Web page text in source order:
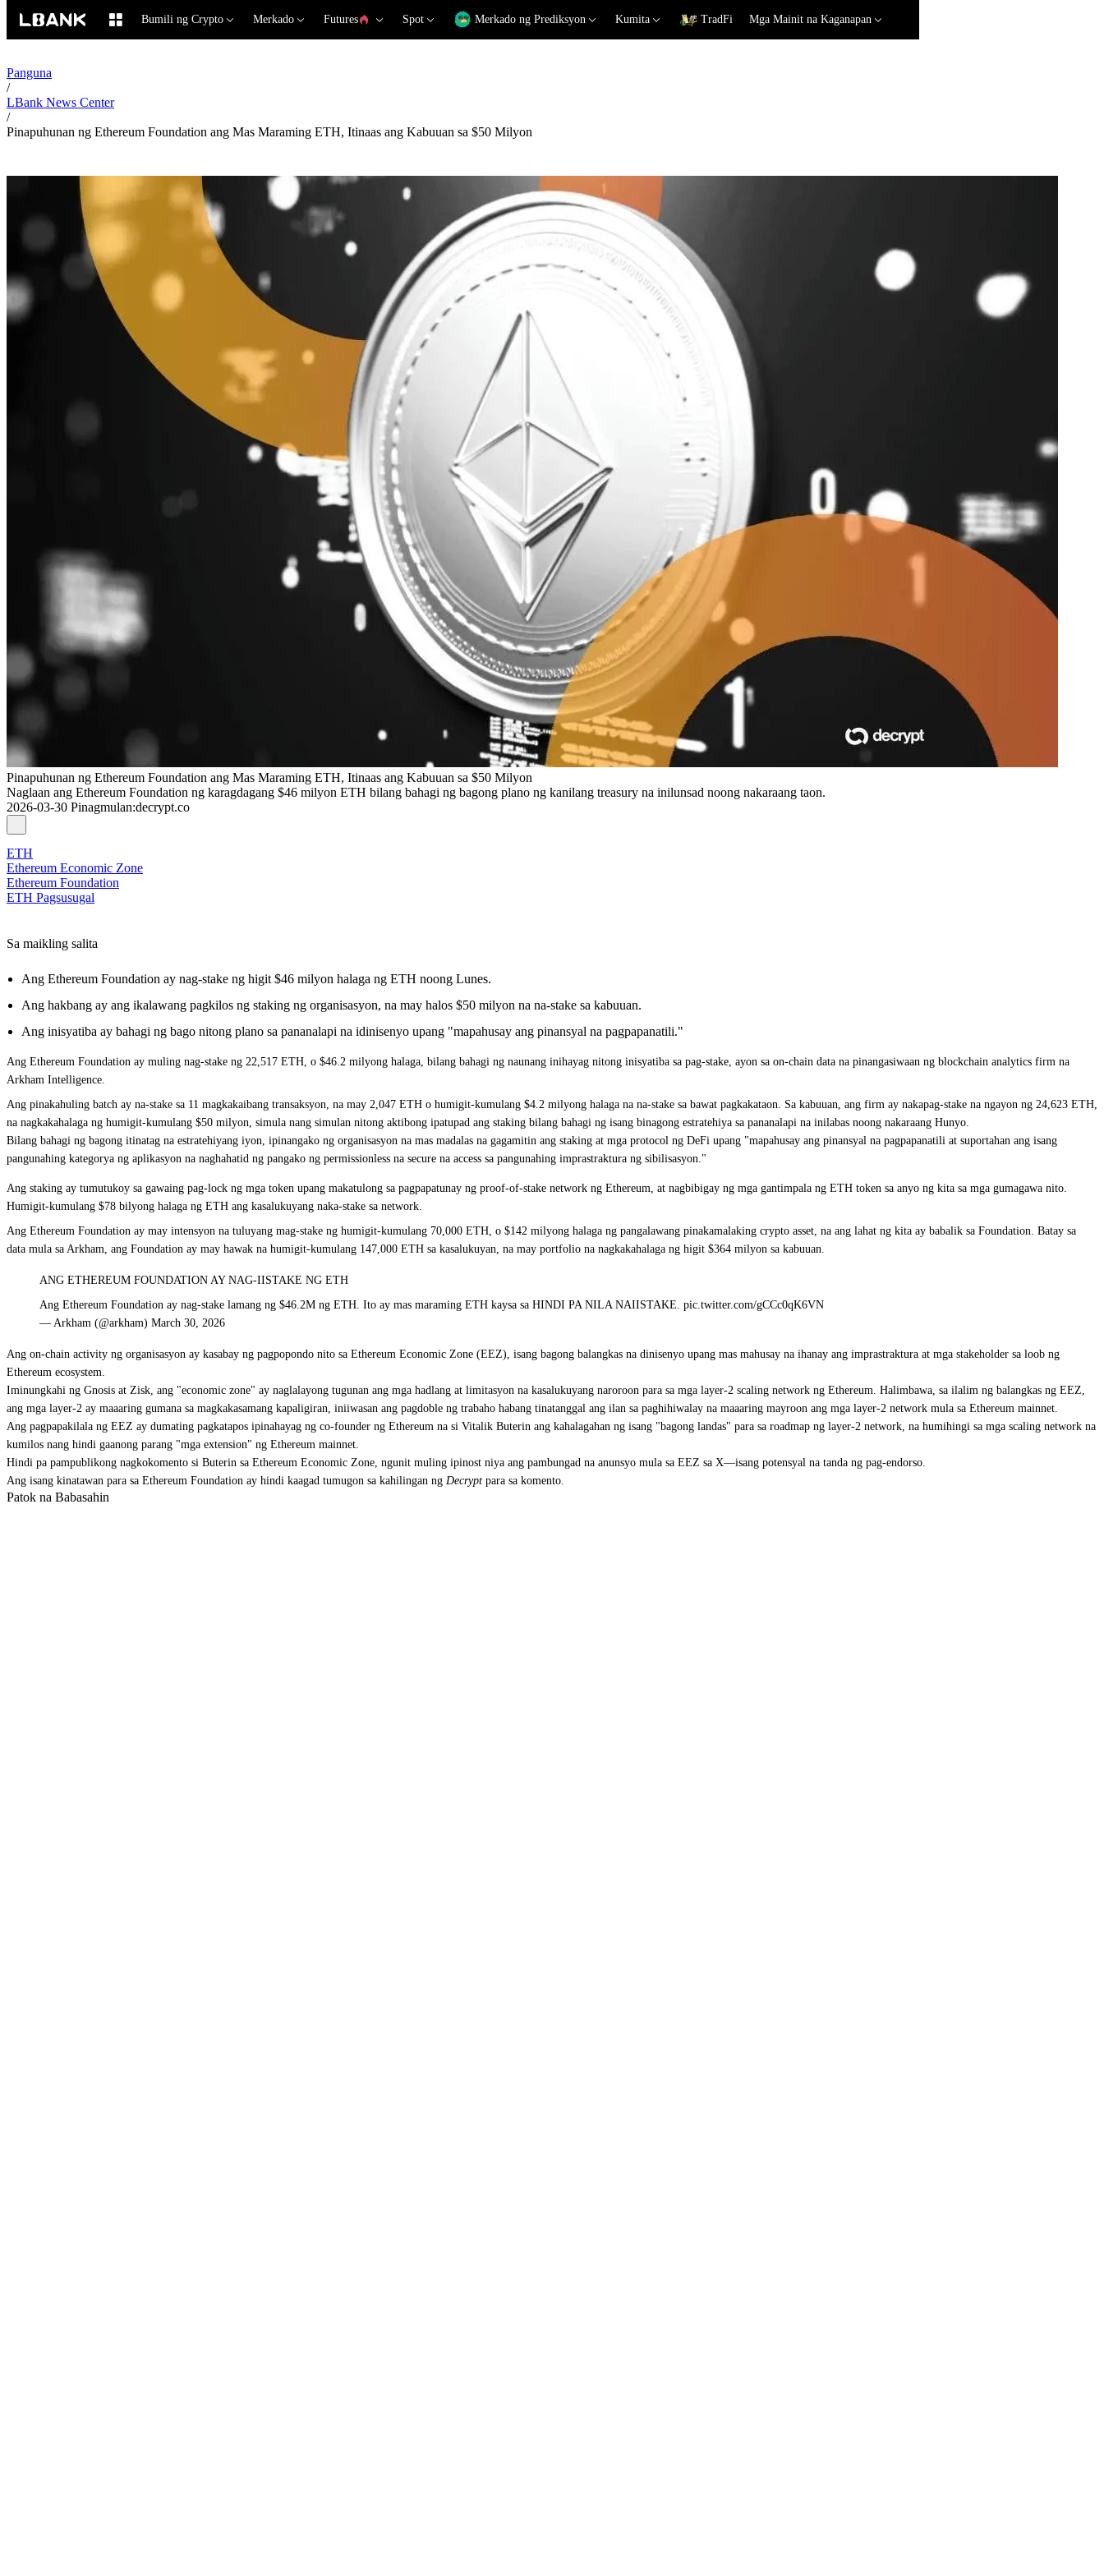
Bumili ng Crypto Merkado Futures Spot Merkado ng Prediksyon Kumita TradFi Mga Mainit na Kaganapan
Panguna
/
LBank News Center
/
Pinapuhunan ng Ethereum Foundation ang Mas Maraming ETH, Itinaas ang Kabuuan sa $50 Milyon
Pinapuhunan ng Ethereum Foundation ang Mas Maraming ETH, Itinaas ang Kabuuan sa $50 Milyon
Naglaan ang Ethereum Foundation ng karagdagang $46 milyon ETH bilang bahagi ng bagong plano ng kanilang treasury na inilunsad noong nakaraang taon.
2026-03-30 Pinagmulan:decrypt.co
ETH
Ethereum Economic Zone
Ethereum Foundation
ETH Pagsusugal
Sa maikling salita
Ang Ethereum Foundation ay nag-stake ng higit $46 milyon halaga ng ETH noong Lunes.
Ang hakbang ay ang ikalawang pagkilos ng staking ng organisasyon, na may halos $50 milyon na na-stake sa kabuuan.
Ang inisyatiba ay bahagi ng bago nitong plano sa pananalapi na idinisenyo upang "mapahusay ang pinansyal na pagpapanatili."
Ang Ethereum Foundation ay muling nag-stake ng 22,517 ETH, o $46.2 milyong halaga, bilang bahagi ng naunang inihayag nitong inisyatiba sa pag-stake, ayon sa on-chain data na pinangasiwaan ng blockchain analytics firm na
Arkham Intelligence.
Ang pinakahuling batch ay na-stake sa 11 magkakaibang transaksyon, na may 2,047 ETH o humigit-kumulang $4.2 milyong halaga na na-stake sa bawat pagkakataon. Sa kabuuan, ang firm ay nakapag-stake na ngayon ng 24,623 ETH,
na nagkakahalaga ng humigit-kumulang $50 milyon, simula nang simulan nitong aktibong ipatupad ang staking bilang bahagi ng isang binagong estratehiya sa pananalapi na inilabas noong nakaraang Hunyo.
Bilang bahagi ng bagong itinatag na estratehiyang iyon, ipinangako ng organisasyon na mas madalas na gagamitin ang staking at mga protocol ng DeFi upang "mapahusay ang pinansyal na pagpapanatili at suportahan ang isang
pangunahing kategorya ng aplikasyon na naghahatid ng pangako ng permissionless na secure na access sa pangunahing imprastraktura ng sibilisasyon."
Ang staking ay tumutukoy sa gawaing pag-lock ng mga token upang makatulong sa pagpapatunay ng proof-of-stake network ng Ethereum, at nagbibigay ng mga gantimpala ng ETH token sa anyo ng kita sa mga gumagawa nito.
Humigit-kumulang $78 bilyong halaga ng ETH ang kasalukuyang naka-stake sa network.
Ang Ethereum Foundation ay may intensyon na tuluyang mag-stake ng humigit-kumulang 70,000 ETH, o $142 milyong halaga ng pangalawang pinakamalaking crypto asset, na ang lahat ng kita ay babalik sa Foundation. Batay sa
data mula sa Arkham, ang Foundation ay may hawak na humigit-kumulang 147,000 ETH sa kasalukuyan, na may portfolio na nagkakahalaga ng higit $364 milyon sa kabuuan.
ANG ETHEREUM FOUNDATION AY NAG-IISTAKE NG ETH
Ang Ethereum Foundation ay nag-stake lamang ng $46.2M ng ETH. Ito ay mas maraming ETH kaysa sa HINDI PA NILA NAIISTAKE. pic.twitter.com/gCCc0qK6VN
— Arkham (@arkham) March 30, 2026
Ang on-chain activity ng organisasyon ay kasabay ng pagpopondo nito sa Ethereum Economic Zone (EEZ), isang bagong balangkas na dinisenyo upang mas mahusay na ihanay ang imprastraktura at mga stakeholder sa loob ng
Ethereum ecosystem.
Iminungkahi ng Gnosis at Zisk, ang "economic zone" ay naglalayong tugunan ang mga hadlang at limitasyon na kasalukuyang naroroon para sa mga layer-2 scaling network ng Ethereum. Halimbawa, sa ilalim ng balangkas ng EEZ,
ang mga layer-2 ay maaaring gumana sa magkakasamang kapaligiran, iniiwasan ang pagdoble ng trabaho habang tinatanggal ang ilan sa paghihiwalay na maaaring mayroon ang mga layer-2 network mula sa Ethereum mainnet.
Ang pagpapakilala ng EEZ ay dumating pagkatapos ipinahayag ng co-founder ng Ethereum na si Vitalik Buterin ang kahalagahan ng isang "bagong landas" para sa roadmap ng layer-2 network, na humihingi sa mga scaling network na
kumilos nang hindi gaanong parang "mga extension" ng Ethereum mainnet.
Hindi pa pampublikong nagkokomento si Buterin sa Ethereum Economic Zone, ngunit muling ipinost niya ang pambungad na anunsyo mula sa EEZ sa X—isang potensyal na tanda ng pag-endorso.
Ang isang kinatawan para sa Ethereum Foundation ay hindi kaagad tumugon sa kahilingan ng Decrypt para sa komento.
Patok na Babasahin